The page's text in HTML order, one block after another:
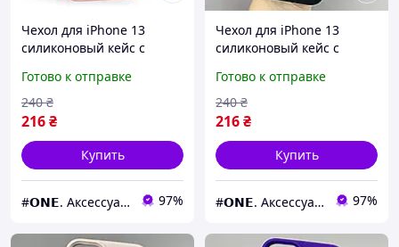
Чехол для iPhone 13
силиконовый кейс с
на айфон 13 розовый
w01r
Готово к отправке
216₴
240 ₴
Купить
#𝗢𝗡𝗘. Аксессуары к смартфонам 97%
Чехол для iPhone 13
силиконовый кейс с
на айфон 13 черный w01r
Готово к отправке
216₴
240 ₴
Купить
#𝗢𝗡𝗘. Аксессуары к смартфонам 97%